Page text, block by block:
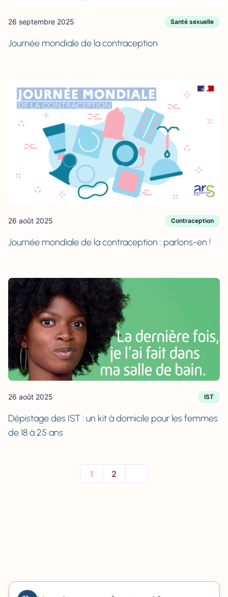
26 septembre 2025 Santé sexuelle
Journée mondiale de la contraception
26 août 2025 Contraception
Journée mondiale de la contraception : parlons-en !
26 août 2025 IST
Dépistage des IST : un kit à domicile pour les femmes
de 18 à 25 ans
1 2